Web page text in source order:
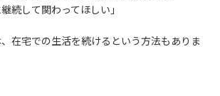
続して関わってほしい」
在宅での生活を続けるという方法もありま